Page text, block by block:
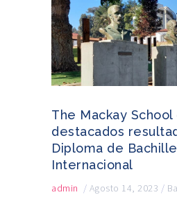
The Mackay
destacados
Diploma de
Internacional
admin / Agosto 14, 2023 /